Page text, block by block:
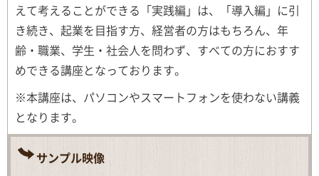
えて考えることができる「実践編」は、「導入編」に引
き続き、起業を目指す方、経営者の方はもちろん、年
齢・職業、学生・社会人を問わず、すべての方におすす
めできる講座となっております。
※本講座は、パソコンやスマートフォンを使わない講義
となります。
サンプル映像